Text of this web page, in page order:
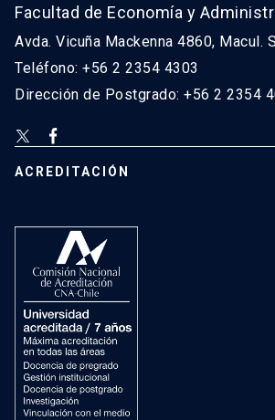
Facultad de Economía y
Avda. Vicuña Mackenna 4860, Macul.
Teléfono: +56 2 2354 4303
Dirección de Postgrado: +56 2 2354
ACREDITACIÓN